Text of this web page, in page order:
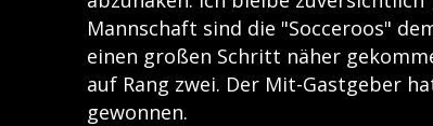
Mannschaft sind die "Socceroos"
einen großen Schritt näher
auf Rang zwei. Der Mit-Gastgeber
gewonnen.